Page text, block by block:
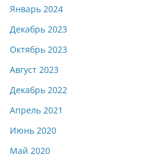
Январь 2024
Декабрь 2023
Октябрь 2023
Август 2023
Декабрь 2022
Апрель 2021
Июнь 2020
Май 2020